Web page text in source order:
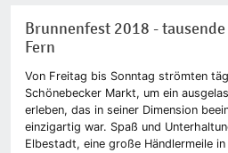
Brunnenfest 2018 - tausende
Fern
Von Freitag bis Sonntag strömten
Schönebecker Markt, um ein
erleben, das in seiner Dimension
einzigartig war. Spaß und
Elbestadt, eine große Händlermeile